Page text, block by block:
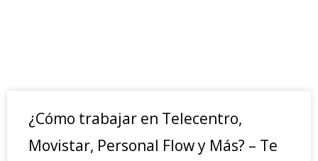
¿Cómo trabajar en Telecentro,
Movistar, Personal Flow y Más? – Te